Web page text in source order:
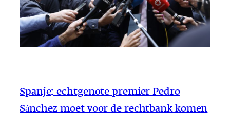
Spanje: echtgenote premier Pedro
Sánchez moet voor de rechtbank komen